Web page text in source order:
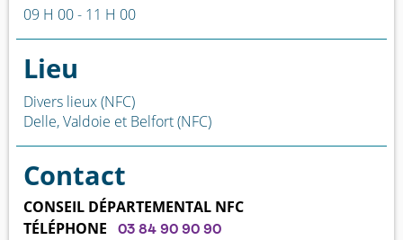
09 H 00 - 11 H 00
Lieu
Divers lieux (NFC)
Delle, Valdoie et Belfort (NFC)
Contact
CONSEIL DÉPARTEMENTAL NFC
TÉLÉPHONE
03 84 90 90 90